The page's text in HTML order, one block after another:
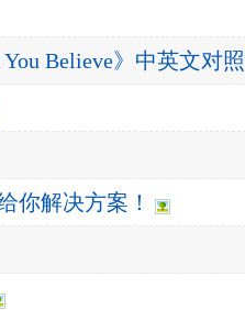
Believe》中英文对照
你解决方案！